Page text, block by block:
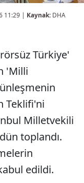
11:29 | Kaynak: DHA
Türkiye'
'Milli
Teklifi'ni
Milletvekili
toplandı.
edildi.